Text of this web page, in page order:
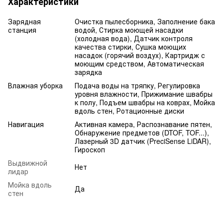
Зарядная
станция
Очистка пылесборника, Заполнение бака
водой, Стирка моющей насадки
(холодная вода), Датчик контроля
качества стирки, Сушка моющих
насадок (горячий воздух), Картридж с
моющим средством, Автоматическая
зарядка
Влажная уборка
Подача воды на тряпку, Регулировка
уровня влажности, Прижимание швабры
к полу, Подъем швабры на коврах, Мойка
вдоль стен, Ротационные диски
Навигация
Активная камера, Распознавание пятен,
Обнаружение предметов (DTOF, TOF...),
Лазерный 3D датчик (PreciSense LiDAR),
Гироскоп
Выдвижной
лидар
Нет
Мойка вдоль
стен
Да